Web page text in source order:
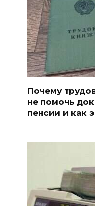
Почему
не помочь
пенсии и как